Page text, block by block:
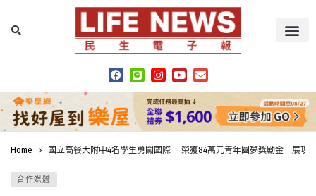
Home 國立高餐大附中4名學生勇闖國際 榮獲84萬元青年圓夢獎勵金 展現
合作媒體